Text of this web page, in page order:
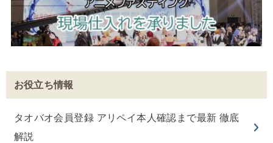
お役立ち情報
タオバオ会員登録 アリペイ本人確認まで最新 徹底
解説